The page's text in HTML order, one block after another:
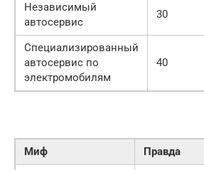
Независимый
автосервис
30
Специализированный
автосервис по
электромобилям
40
Миф Правда